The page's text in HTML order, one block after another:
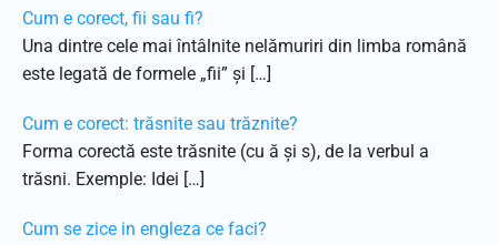
Cum e corect, fii sau fi?
Una dintre cele mai întâlnite nelămuriri din limba română
este legată de formele „fii” și […]
Cum e corect: trăsnite sau trăznite?
Forma corectă este trăsnite (cu ă și s), de la verbul a
trăsni. Exemple: Idei […]
Cum se zice in engleza ce faci?